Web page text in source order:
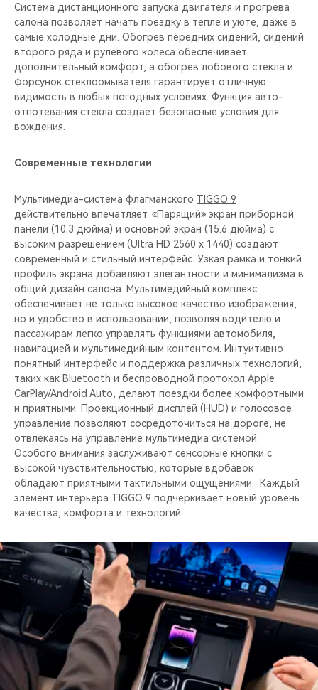
Система дистанционного запуска двигателя и прогрева
салона позволяет начать поездку в тепле и уюте, даже в
самые холодные дни. Обогрев передних сидений, сидений
второго ряда и рулевого колеса обеспечивает
дополнительный комфорт, а обогрев лобового стекла и
форсунок стеклоомывателя гарантирует отличную
видимость в любых погодных условиях. Функция авто-
отпотевания стекла создает безопасные условия для
вождения.
Современные технологии
Мультимедиа-система флагманского TIGGO 9
действительно впечатляет. «Парящий» экран приборной
панели (10.3 дюйма) и основной экран (15.6 дюйма) с
высоким разрешением (Ultra HD 2560 x 1440) создают
современный и стильный интерфейс. Узкая рамка и тонкий
профиль экрана добавляют элегантности и минимализма в
общий дизайн салона. Мультимедийный комплекс
обеспечивает не только высокое качество изображения,
но и удобство в использовании, позволяя водителю и
пассажирам легко управлять функциями автомобиля,
навигацией и мультимедийным контентом. Интуитивно
понятный интерфейс и поддержка различных технологий,
таких как Bluetooth и беспроводной протокол Apple
CarPlay/Android Auto, делают поездки более комфортными
и приятными. Проекционный дисплей (HUD) и голосовое
управление позволяют сосредоточиться на дороге, не
отвлекаясь на управление мультимедиа системой.
Особого внимания заслуживают сенсорные кнопки c
высокой чувствительностью, которые вдобавок
обладают приятными тактильными ощущениями. Каждый
элемент интерьера TIGGO 9 подчеркивает новый уровень
качества, комфорта и технологий.